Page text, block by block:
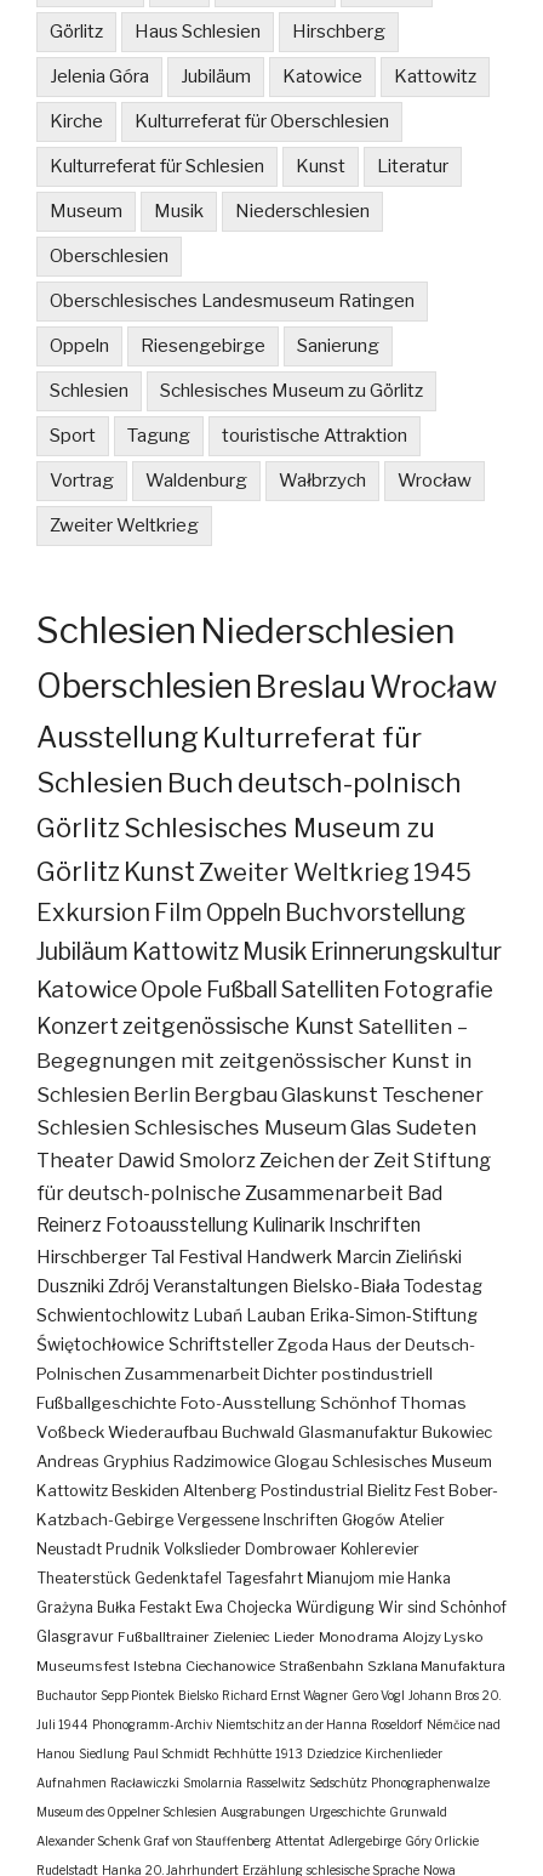
Görlitz Haus Schlesien Hirschberg
Jelenia Góra Jubiläum Katowice Kattowitz
Kirche Kulturreferat für Oberschlesien
Kulturreferat für Schlesien Kunst Literatur
Museum Musik Niederschlesien
Oberschlesien
Oberschlesisches Landesmuseum Ratingen
Oppeln Riesengebirge Sanierung
Schlesien Schlesisches Museum zu Görlitz
Sport Tagung touristische Attraktion
Vortrag Waldenburg Wałbrzych Wrocław
Zweiter Weltkrieg
Schlesien Niederschlesien
Oberschlesien Breslau Wrocław
Ausstellung Kulturreferat für
Schlesien Buch deutsch-polnisch
GörlitzSchlesisches Museum zu
Görlitz KunstZweiter Weltkrieg 1945
Exkursion Film Oppeln Buchvorstellung
Jubiläum Kattowitz Musik Erinnerungskultur
KatowiceOpole FußballSatelliten Fotografie
Konzertzeitgenössische Kunst Satelliten –
Begegnungen mit zeitgenössischer Kunst in
Schlesien Berlin BergbauGlaskunst Teschener
Schlesien Schlesisches MuseumGlas Sudeten
Theater Dawid SmolorzZeichen der Zeit Stiftung
für deutsch-polnische Zusammenarbeit Bad
Reinerz Fotoausstellung Kulinarik Inschriften
Hirschberger Tal Festival Handwerk Marcin Zieliński
Duszniki Zdrój Veranstaltungen Bielsko-Biała Todestag
Schwientochlowitz Lubań Lauban Erika-Simon-Stiftung
Świętochłowice SchriftstellerZgoda Haus der Deutsch-
Polnischen ZusammenarbeitDichterpostindustriell
Fußballgeschichte Foto-AusstellungSchönhofThomas
VoßbeckWiederaufbau Buchwald Glasmanufaktur Bukowiec
Andreas Gryphius Radzimowice Glogau Schlesisches Museum
Kattowitz Beskiden Altenberg Postindustrial Bielitz Fest Bober-
Katzbach-Gebirge Vergessene Inschriften Głogów Atelier
Neustadt Prudnik Volkslieder Dombrowaer Kohlerevier
Theaterstück Gedenktafel Tagesfahrt Mianujom mie Hanka
Grażyna Bułka Festakt Ewa Chojecka Würdigung Wir sind Schönhof
Glasgravur Fußballtrainer Zieleniec Lieder Monodrama Alojzy Lysko
Museumsfest Istebna Ciechanowice Straßenbahn Szklana Manufaktura
Buchautor Sepp Piontek Bielsko Richard Ernst Wagner Gero Vogl Johann Bros 20.
Juli 1944 Phonogramm-Archiv Niemtschitz an der Hanna Roseldorf Némčice nad
Hanou Siedlung Paul Schmidt Pechhütte 1913 Dziedzice Kirchenlieder
Aufnahmen Racławiczki Smolarnia Rasselwitz Sedschütz Phonographenwalze
Museum des Oppelner Schlesien Ausgrabungen Urgeschichte Grunwald
Alexander Schenk Graf von Stauffenberg Attentat Adlergebirge Góry Orlickie
Rudelstadt Hanka 20. Jahrhundert Erzählung schlesische Sprache Nowa